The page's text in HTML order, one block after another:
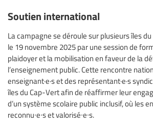
Soutien international
La campagne se déroule sur plusieurs îles
le 19 novembre 2025 par une session de
plaidoyer et la mobilisation en faveur de la
l’enseignement public. Cette rencontre
enseignant·e·s et des représentant·e·s
îles du Cap-Vert afin de réaffirmer leur
d’un système scolaire public inclusif, où les
reconnu∙e∙s et valorisé∙e∙s.